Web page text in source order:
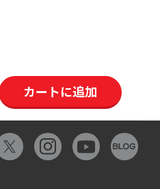
カートに追加